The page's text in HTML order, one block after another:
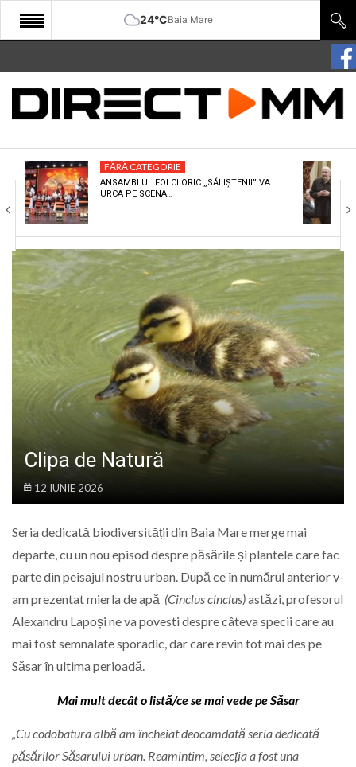
24°CBaia Mare
START
COMUNITATE
CULTURA
ECONOMIE
SANATATE
SPORT
SPECIAL
LIFE
FĂRĂ CATEGORIE
ANSAMBLUL FOLCLORIC „SĂLIȘTENII” VA
URCA PE SCENA…
Clipa de Natură
12 IUNIE 2026
Seria dedicată biodiversității din Baia Mare merge mai
departe, cu un nou episod despre păsările și plantele care fac
parte din peisajul nostru urban. După ce în numărul anterior v-
am prezentat mierla de apă (Cinclus cinclus)astăzi, profesorul
Alexandru Lapoși ne va povesti despre câteva specii care au
mai fost semnalate sporadic, dar care revin tot mai des pe
Săsar în ultima perioadă.
Mai mult decât o listă/ce se mai vede pe Săsar
„Cu codobatura albă am încheiat deocamdată seria dedicată
păsărilor Săsarului urban. Reamintim, selecția a fost una